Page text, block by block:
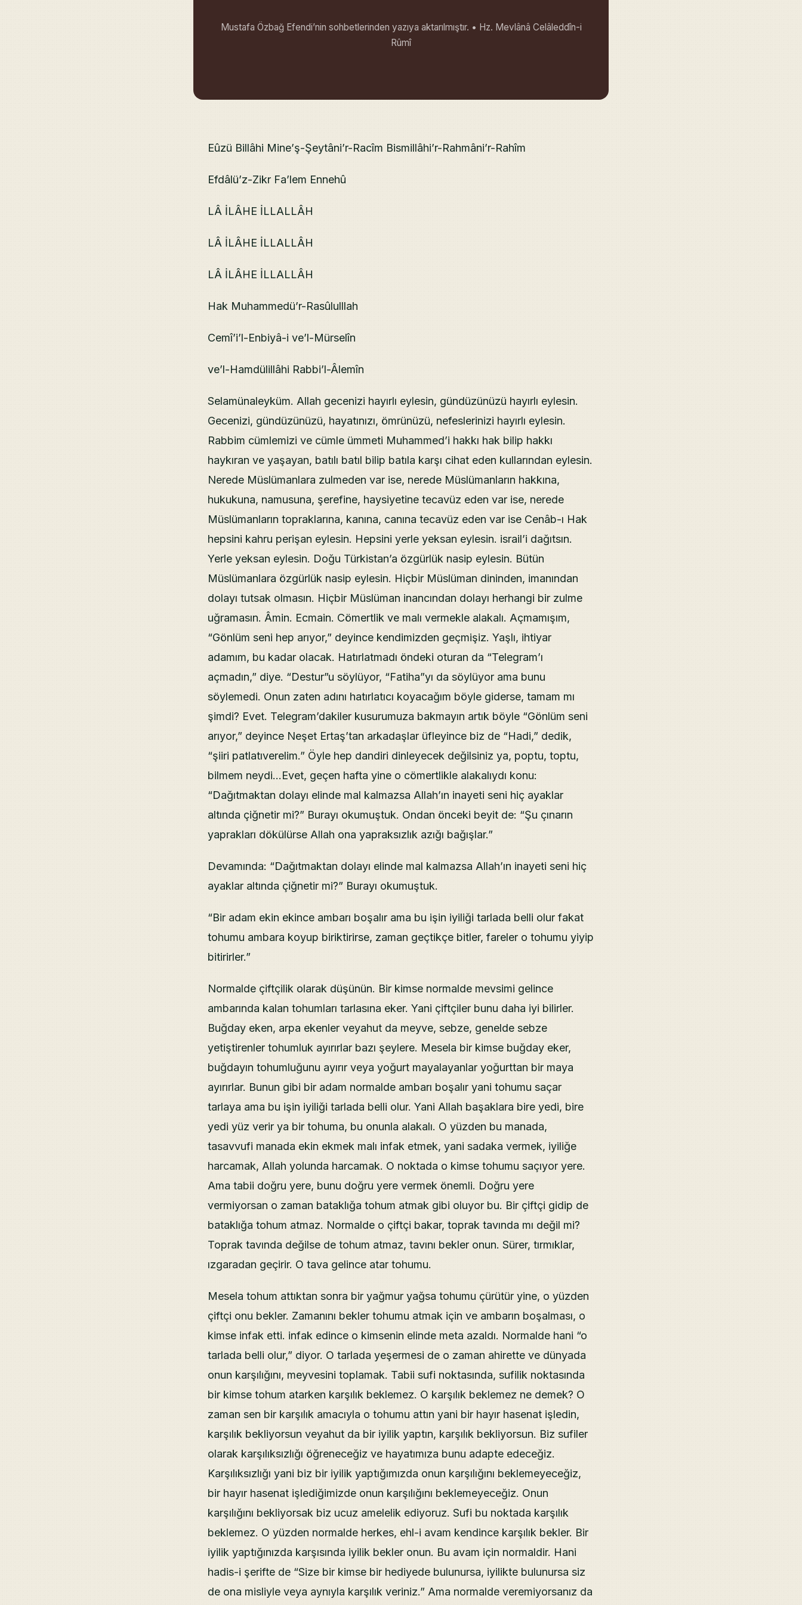
Mustafa Özbağ Efendi’nin sohbetlerinden yazıya aktarılmıştır. • Hz. Mevlânâ Celâleddîn-i
Rûmî
Eûzü Billâhi Mine’ş-Şeytâni’r-Racîm Bismillâhi’r-Rahmâni’r-Rahîm
Efdâlü’z-Zikr Fa’lem Ennehû
LÂ İLÂHE İLLALLÂH
LÂ İLÂHE İLLALLÂH
LÂ İLÂHE İLLALLÂH
Hak Muhammedü’r-Rasûlulllah
Cemî’i’l-Enbiyâ-i ve’l-Mürselîn
ve’l-Hamdülillâhi Rabbi’l-Âlemîn
Selamünaleyküm. Allah gecenizi hayırlı eylesin, gündüzünüzü hayırlı eylesin.
Gecenizi, gündüzünüzü, hayatınızı, ömrünüzü, nefeslerinizi hayırlı eylesin.
Rabbim cümlemizi ve cümle ümmeti Muhammed’i hakkı hak bilip hakkı
haykıran ve yaşayan, batılı batıl bilip batıla karşı cihat eden kullarından eylesin.
Nerede Müslümanlara zulmeden var ise, nerede Müslümanların hakkına,
hukukuna, namusuna, şerefine, haysiyetine tecavüz eden var ise, nerede
Müslümanların topraklarına, kanına, canına tecavüz eden var ise Cenâb-ı Hak
hepsini kahru perişan eylesin. Hepsini yerle yeksan eylesin. israil’i dağıtsın.
Yerle yeksan eylesin. Doğu Türkistan’a özgürlük nasip eylesin. Bütün
Müslümanlara özgürlük nasip eylesin. Hiçbir Müslüman dininden, imanından
dolayı tutsak olmasın. Hiçbir Müslüman inancından dolayı herhangi bir zulme
uğramasın. Âmin. Ecmain. Cömertlik ve malı vermekle alakalı. Açmamışım,
“Gönlüm seni hep arıyor,” deyince kendimizden geçmişiz. Yaşlı, ihtiyar
adamım, bu kadar olacak. Hatırlatmadı öndeki oturan da “Telegram’ı
açmadın,” diye. “Destur”u söylüyor, “Fatiha”yı da söylüyor ama bunu
söylemedi. Onun zaten adını hatırlatıcı koyacağım böyle giderse, tamam mı
şimdi? Evet. Telegram’dakiler kusurumuza bakmayın artık böyle “Gönlüm seni
arıyor,” deyince Neşet Ertaş’tan arkadaşlar üfleyince biz de “Hadi,” dedik,
“şiiri patlatıverelim.” Öyle hep dandiri dinleyecek değilsiniz ya, poptu, toptu,
bilmem neydi…Evet, geçen hafta yine o cömertlikle alakalıydı konu:
“Dağıtmaktan dolayı elinde mal kalmazsa Allah’ın inayeti seni hiç ayaklar
altında çiğnetir mi?” Burayı okumuştuk. Ondan önceki beyit de: “Şu çınarın
yaprakları dökülürse Allah ona yapraksızlık azığı bağışlar.”
Devamında: “Dağıtmaktan dolayı elinde mal kalmazsa Allah’ın inayeti seni hiç
ayaklar altında çiğnetir mi?” Burayı okumuştuk.
“Bir adam ekin ekince ambarı boşalır ama bu işin iyiliği tarlada belli olur fakat
tohumu ambara koyup biriktirirse, zaman geçtikçe bitler, fareler o tohumu yiyip
bitirirler.”
Normalde çiftçilik olarak düşünün. Bir kimse normalde mevsimi gelince
ambarında kalan tohumları tarlasına eker. Yani çiftçiler bunu daha iyi bilirler.
Buğday eken, arpa ekenler veyahut da meyve, sebze, genelde sebze
yetiştirenler tohumluk ayırırlar bazı şeylere. Mesela bir kimse buğday eker,
buğdayın tohumluğunu ayırır veya yoğurt mayalayanlar yoğurttan bir maya
ayırırlar. Bunun gibi bir adam normalde ambarı boşalır yani tohumu saçar
tarlaya ama bu işin iyiliği tarlada belli olur. Yani Allah başaklara bire yedi, bire
yedi yüz verir ya bir tohuma, bu onunla alakalı. O yüzden bu manada,
tasavvufi manada ekin ekmek malı infak etmek, yani sadaka vermek, iyiliğe
harcamak, Allah yolunda harcamak. O noktada o kimse tohumu saçıyor yere.
Ama tabii doğru yere, bunu doğru yere vermek önemli. Doğru yere
vermiyorsan o zaman bataklığa tohum atmak gibi oluyor bu. Bir çiftçi gidip de
bataklığa tohum atmaz. Normalde o çiftçi bakar, toprak tavında mı değil mi?
Toprak tavında değilse de tohum atmaz, tavını bekler onun. Sürer, tırmıklar,
ızgaradan geçirir. O tava gelince atar tohumu.
Mesela tohum attıktan sonra bir yağmur yağsa tohumu çürütür yine, o yüzden
çiftçi onu bekler. Zamanını bekler tohumu atmak için ve ambarın boşalması, o
kimse infak etti. infak edince o kimsenin elinde meta azaldı. Normalde hani “o
tarlada belli olur,” diyor. O tarlada yeşermesi de o zaman ahirette ve dünyada
onun karşılığını, meyvesini toplamak. Tabii sufi noktasında, sufilik noktasında
bir kimse tohum atarken karşılık beklemez. O karşılık beklemez ne demek? O
zaman sen bir karşılık amacıyla o tohumu attın yani bir hayır hasenat işledin,
karşılık bekliyorsun veyahut da bir iyilik yaptın, karşılık bekliyorsun. Biz sufiler
olarak karşılıksızlığı öğreneceğiz ve hayatımıza bunu adapte edeceğiz.
Karşılıksızlığı yani biz bir iyilik yaptığımızda onun karşılığını beklemeyeceğiz,
bir hayır hasenat işlediğimizde onun karşılığını beklemeyeceğiz. Onun
karşılığını bekliyorsak biz ucuz amelelik ediyoruz. Sufi bu noktada karşılık
beklemez. O yüzden normalde herkes, ehl-i avam kendince karşılık bekler. Bir
iyilik yaptığınızda karşısında iyilik bekler onun. Bu avam için normaldir. Hani
hadis-i şerifte de “Size bir kimse bir hediyede bulunursa, iyilikte bulunursa siz
de ona misliyle veya aynıyla karşılık veriniz.” Ama normalde veremiyorsanız da